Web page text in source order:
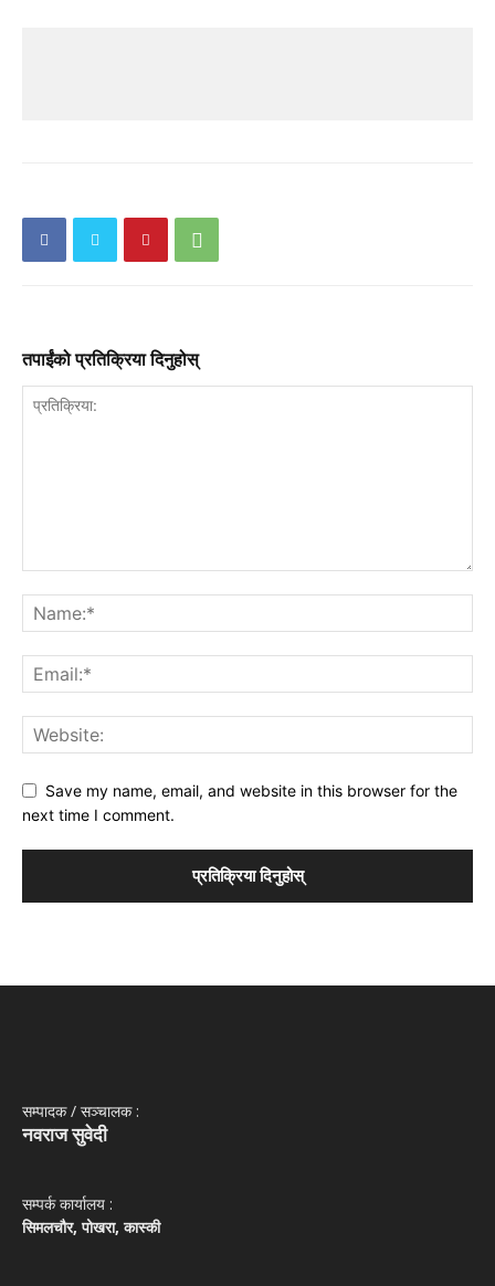
तपाईंको प्रतिक्रिया दिनुहोस्
Save my name, email, and website in this browser for the
next time I comment.
सम्पादक / सञ्‍चालक :
नवराज सुवेदी
सम्पर्क कार्यालय :
सिमलचौर, पोखरा, कास्की